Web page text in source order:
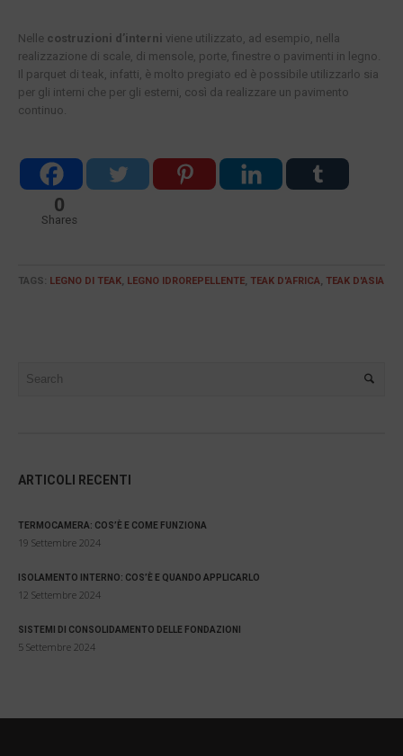
Nelle costruzioni d’interni viene utilizzato, ad esempio, nella
realizzazione di scale, di mensole, porte, finestre o pavimenti in legno.
Il parquet di teak, infatti, è molto pregiato ed è possibile utilizzarlo sia
per gli interni che per gli esterni, così da realizzare un pavimento
continuo.
0
Shares
TAGS: LEGNO DI TEAK, LEGNO IDROREPELLENTE, TEAK D'AFRICA, TEAK D'ASIA
ARTICOLI RECENTI
TERMOCAMERA: COS’È E COME FUNZIONA
19 Settembre 2024
ISOLAMENTO INTERNO: COS’È E QUANDO APPLICARLO
12 Settembre 2024
SISTEMI DI CONSOLIDAMENTO DELLE FONDAZIONI
5 Settembre 2024